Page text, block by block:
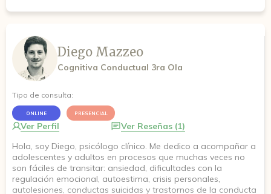
Diego Mazzeo
Cognitiva Conductual 3ra Ola
Tipo de consulta:
ONLINE PRESENCIAL
Ver Perfil
Ver Reseñas (1)
Hola, soy Diego, psicólogo clínico. Me dedico a acompañar a
adolescentes y adultos en procesos que muchas veces no
son fáciles de transitar: ansiedad, dificultades con la
regulación emocional, autoestima, crisis personales,
autolesiones, conductas suicidas y trastornos de la conducta